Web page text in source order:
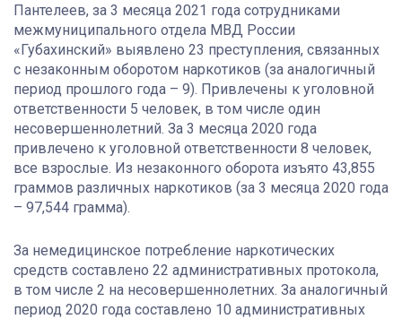
Пантелеев, за 3 месяца 2021 года сотрудниками
межмуниципального отдела МВД России
«Губахинский» выявлено 23 преступления, связанных
с незаконным оборотом наркотиков (за аналогичный
период прошлого года – 9). Привлечены к уголовной
ответственности 5 человек, в том числе один
несовершеннолетний. За 3 месяца 2020 года
привлечено к уголовной ответственности 8 человек,
все взрослые. Из незаконного оборота изъято 43,855
граммов различных наркотиков (за 3 месяца 2020 года
– 97,544 грамма).
За немедицинское потребление наркотических
средств составлено 22 административных протокола,
в том числе 2 на несовершеннолетних. За аналогичный
период 2020 года составлено 10 административных